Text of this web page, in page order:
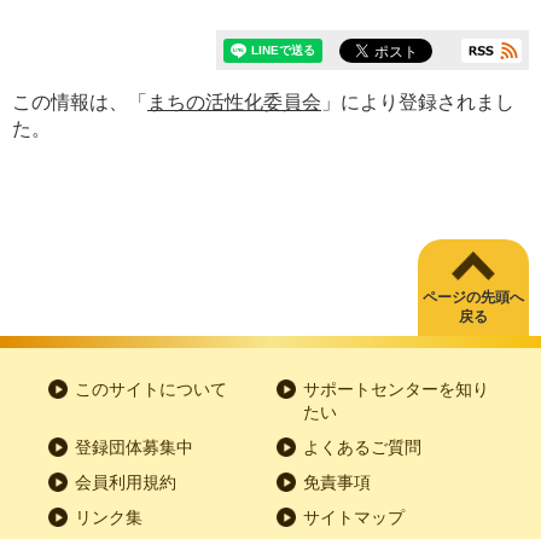
この情報は、「 まちの活性化委員会 」により登録されまし
た。
ページの先頭へ
戻る
このサイトについて
サポートセンターを知り
たい
登録団体募集中
よくあるご質問
会員利用規約
免責事項
リンク集
サイトマップ